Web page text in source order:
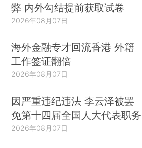
弊 内外勾结提前获取试卷
2026年08月07日
海外金融专才回流香港 外籍
工作签证翻倍
2026年08月07日
因严重违纪违法 李云泽被罢
免第十四届全国人大代表职务
2026年08月07日